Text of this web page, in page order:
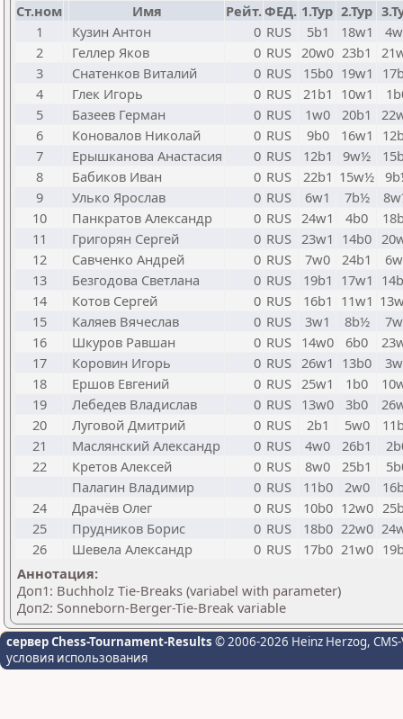
Ст.ном Имя Рейт.ФЕД. 1.Тур 2.Тур
1
Кузин Антон 0 RUS 5b1 18w1
2
Геллер Яков 0 RUS 20w0 23b1
3
Снатенков Виталий 0 RUS 15b0 19w1
4
Глек Игорь 0 RUS 21b1 10w1
5
Базеев Герман 0 RUS 1w0 20b1
6
Коновалов Николай 0 RUS 9b0 16w1
7
Ерышканова Анастасия 0 RUS 12b1 9w½
8
Бабиков Иван 0 RUS 22b1 15w½
9
Улько Ярослав 0 RUS 6w1 7b½
10
Панкратов Александр 0 RUS 24w1 4b0
11
Григорян Сергей 0 RUS 23w1 14b0
12
Савченко Андрей 0 RUS 7w0 24b1
13
Безгодова Светлана 0 RUS 19b1 17w1
14
Котов Сергей 0 RUS 16b1 11w1
15
Каляев Вячеслав 0 RUS 3w1 8b½
16
Шкуров Равшан 0 RUS 14w0 6b0
17
Коровин Игорь 0 RUS 26w1 13b0
18
Ершов Евгений 0 RUS 25w1 1b0
19
Лебедев Владислав 0 RUS 13w0 3b0
20
Луговой Дмитрий 0 RUS 2b1 5w0
21
Маслянский Александр 0 RUS 4w0 26b1
22
Кретов Алексей 0 RUS 8w0 25b1
Палагин Владимир
0 RUS 11b0 2w0
24
Драчёв Олег 0 RUS 10b0 12w0
25
Прудников Борис 0 RUS 18b0 22w0
26
Шевела Александр 0 RUS 17b0 21w0
Аннотация:
Доп1: Buchholz Tie-Breaks (variabel with parameter)
Доп2: Sonneborn-Berger-Tie-Break variable
сервер Chess-Tournament-Results © 2006-2026 Heinz Herzog,
условия использования